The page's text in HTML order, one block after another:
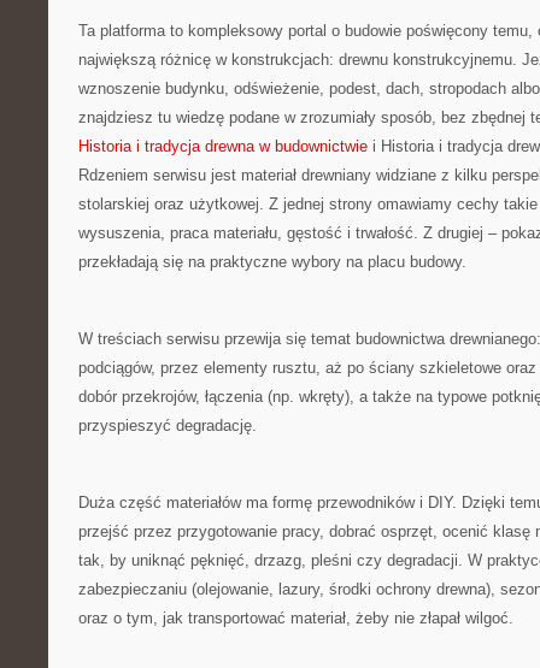
Ta platforma to kompleksowy portal o budowie poświęcony temu,
największą różnicę w konstrukcjach: drewnu konstrukcyjnemu.
wznoszenie budynku, odświeżenie, podest, dach, stropodach
znajdziesz tu wiedzę podane w zrozumiały sposób, bez zbędnej
Historia i tradycja drewna w budownictwie i Historia i tradycja
Rdzeniem serwisu jest materiał drewniany widziane z kilku
stolarskiej oraz użytkowej. Z jednej strony omawiamy cechy
wysuszenia, praca materiału, gęstość i trwałość. Z drugiej –
przekładają się na praktyczne wybory na placu budowy.
W treściach serwisu przewija się temat budownictwa
podciągów, przez elementy rusztu, aż po ściany szkieletowe
dobór przekrojów, łączenia (np. wkręty), a także na typowe
przyspieszyć degradację.
Duża część materiałów ma formę przewodników i DIY. Dzięki
przejść przez przygotowanie pracy, dobrać osprzęt, ocenić klasę
tak, by uniknąć pęknięć, drzazg, pleśni czy degradacji. W
zabezpieczaniu (olejowanie, lazury, środki ochrony drewna),
oraz o tym, jak transportować materiał, żeby nie złapał wilgoć.